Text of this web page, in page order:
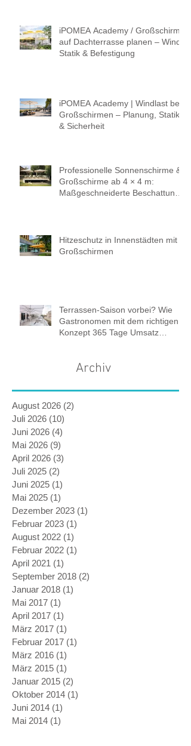
iPOMEA Academy / Großschirm
auf Dachterrasse planen – Wind,
Statik & Befestigung
iPOMEA Academy | Windlast bei
Großschirmen – Planung, Statik
& Sicherheit
Professionelle Sonnenschirme &
Großschirme ab 4 × 4 m:
Maßgeschneiderte Beschattung
Hitzeschutz in Innenstädten mit
Großschirmen
Terrassen-Saison vorbei? Wie
Gastronomen mit dem richtigen
Konzept 365 Tage Umsatz
Archiv
August 2026 (2)
Juli 2026 (10)
Juni 2026 (4)
Mai 2026 (9)
April 2026 (3)
Juli 2025 (2)
Juni 2025 (1)
Mai 2025 (1)
Dezember 2023 (1)
Februar 2023 (1)
August 2022 (1)
Februar 2022 (1)
April 2021 (1)
September 2018 (2)
Januar 2018 (1)
Mai 2017 (1)
April 2017 (1)
März 2017 (1)
Februar 2017 (1)
März 2016 (1)
März 2015 (1)
Januar 2015 (2)
Oktober 2014 (1)
Juni 2014 (1)
Mai 2014 (1)